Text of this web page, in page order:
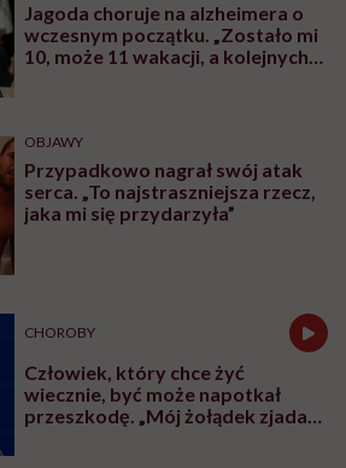
Jagoda choruje na alzheimera o
wczesnym początku. „Zostało mi
10, może 11 wakacji, a kolejnych
OBJAWY
Przypadkowo nagrał swój atak
serca. „To najstraszniejsza rzecz,
jaka mi się przydarzyła”
CHOROBY
Człowiek, który chce żyć
wiecznie, być może napotkał
przeszkodę. „Mój żołądek zjada